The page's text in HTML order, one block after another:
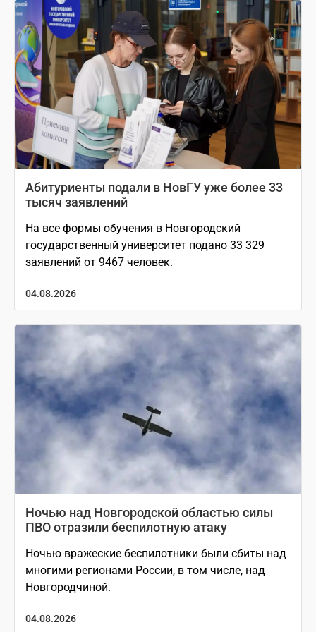
Абитуриенты подали в НовГУ уже более 33
тысяч заявлений
На все формы обучения в Новгородский
государственный университет подано 33 329
заявлений от 9467 человек.
04.08.2026
Ночью над Новгородской областью силы
ПВО отразили беспилотную атаку
Ночью вражеские беспилотники были сбиты над
многими регионами России, в том числе, над
Новгородчиной.
04.08.2026